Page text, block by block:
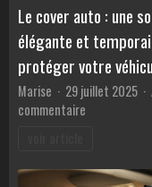
Le cover auto : une
élégante et
protéger votre
Marise 29 juillet 2025
commentaire
auto